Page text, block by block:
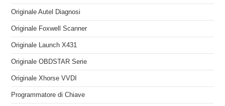
Originale Autel Diagnosi
Originale Foxwell Scanner
Originale Launch X431
Originale OBDSTAR Serie
Originale Xhorse VVDI
Programmatore di Chiave